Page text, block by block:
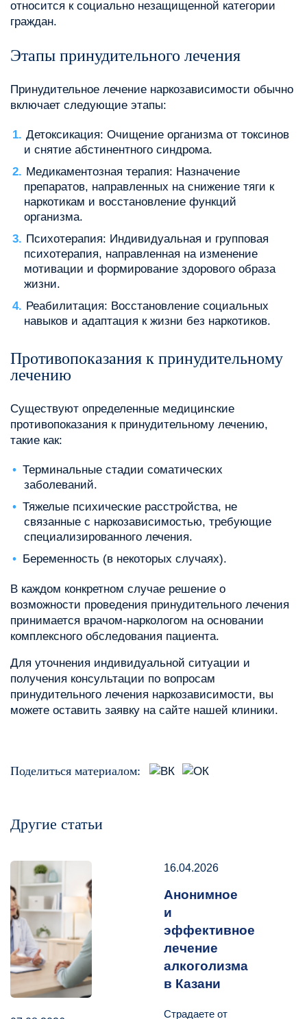
относится к социально незащищенной категории
граждан.
Этапы принудительного лечения
Принудительное лечение наркозависимости обычно
включает следующие этапы:
Детоксикация: Очищение организма от токсинов
и снятие абстинентного синдрома.
Медикаментозная терапия: Назначение
препаратов, направленных на снижение тяги к
наркотикам и восстановление функций
организма.
Психотерапия: Индивидуальная и групповая
психотерапия, направленная на изменение
мотивации и формирование здорового образа
жизни.
Реабилитация: Восстановление социальных
навыков и адаптация к жизни без наркотиков.
Противопоказания к принудительному
лечению
Существуют определенные медицинские
противопоказания к принудительному лечению,
такие как:
Терминальные стадии соматических
заболеваний.
Тяжелые психические расстройства, не
связанные с наркозависимостью, требующие
специализированного лечения.
Беременность (в некоторых случаях).
В каждом конкретном случае решение о
возможности проведения принудительного лечения
принимается врачом-наркологом на основании
комплексного обследования пациента.
Для уточнения индивидуальной ситуации и
получения консультации по вопросам
принудительного лечения наркозависимости, вы
можете оставить заявку на сайте нашей клиники.
Поделиться материалом:
Другие статьи
16.04.2026
Анонимное
и
эффективное
лечение
алкоголизма
в Казани
Страдаете от